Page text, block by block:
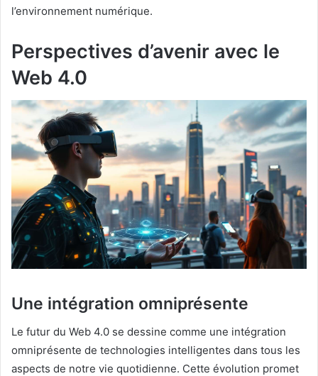
l’environnement numérique.
Perspectives d’avenir avec le
Web 4.0
Une intégration omniprésente
Le futur du Web 4.0 se dessine comme une intégration
omniprésente de technologies intelligentes dans tous les
aspects de notre vie quotidienne. Cette évolution promet